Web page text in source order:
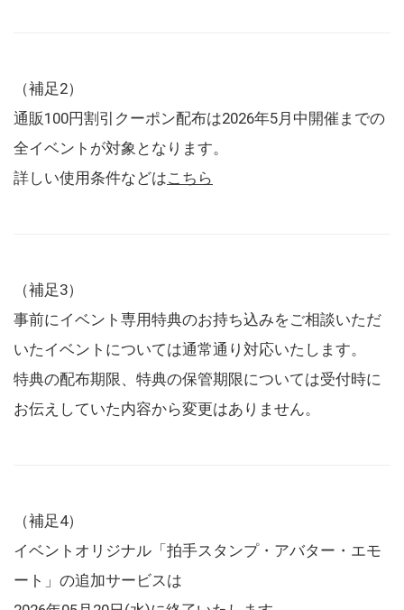
（補足2）
通販100円割引クーポン配布は2026年5月中開催までの
全イベントが対象となります。
詳しい使用条件などはこちら
（補足3）
事前にイベント専用特典のお持ち込みをご相談いただ
いたイベントについては通常通り対応いたします。
特典の配布期限、特典の保管期限については受付時に
お伝えしていた内容から変更はありません。
（補足4）
イベントオリジナル「拍手スタンプ・アバター・エモ
ート」の追加サービスは